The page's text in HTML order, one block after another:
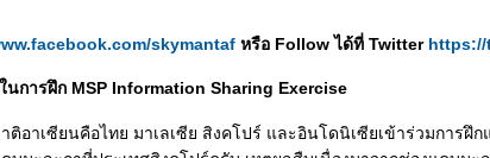
skymantafหรือ Follow ได้ที่ Twitter https://
นการฝึก MSP Information Sharing Exercise
ติอาเซียนคือไทย มาเลเซีย สิงคโปร์ และอินโดนิเซียเข้าร่วมการฝึ